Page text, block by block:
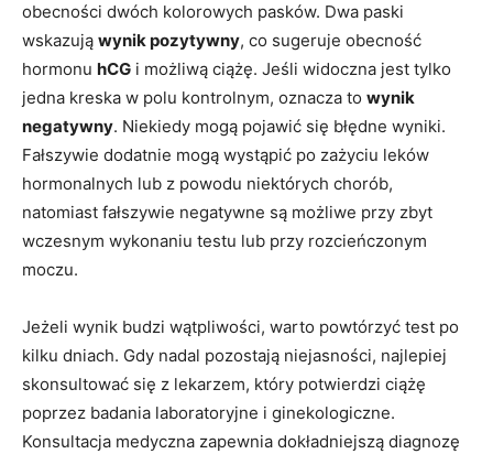
obecności dwóch kolorowych pasków. Dwa paski
wskazują wynik pozytywny, co sugeruje obecność
hormonu hCG i możliwą ciążę. Jeśli widoczna jest tylko
jedna kreska w polu kontrolnym, oznacza to wynik
negatywny. Niekiedy mogą pojawić się błędne wyniki.
Fałszywie dodatnie mogą wystąpić po zażyciu leków
hormonalnych lub z powodu niektórych chorób,
natomiast fałszywie negatywne są możliwe przy zbyt
wczesnym wykonaniu testu lub przy rozcieńczonym
moczu.
Jeżeli wynik budzi wątpliwości, warto powtórzyć test po
kilku dniach. Gdy nadal pozostają niejasności, najlepiej
skonsultować się z lekarzem, który potwierdzi ciążę
poprzez badania laboratoryjne i ginekologiczne.
Konsultacja medyczna zapewnia dokładniejszą diagnozę